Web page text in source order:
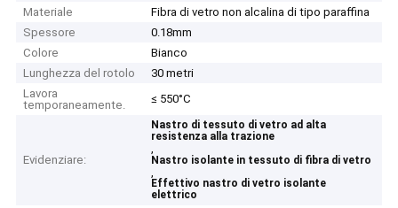
Materiale
Fibra di vetro non alcalina di tipo paraffina
Spessore
0.18mm
Colore
Bianco
Lunghezza del rotolo
30 metri
Lavora
temporaneamente.
≤ 550°C
Evidenziare:
Nastro di tessuto di vetro ad alta
resistenza alla trazione
,
Nastro isolante in tessuto di fibra di vetro
,
Effettivo nastro di vetro isolante
elettrico